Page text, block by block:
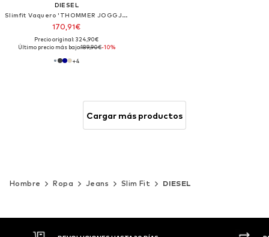
DIESEL
Slimfit Vaquero 'THOMMER JOGGJEANS Superstretch & Supersoft'
170,91€
Precio original: 324,90€
Último precio más bajo:189,90€-10%
+4
Cargar más productos
Hombre Ropa Jeans Slim Fit DIESEL